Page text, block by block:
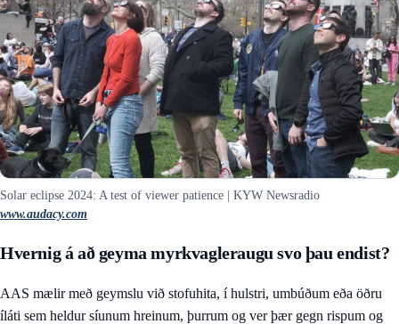
Solar eclipse 2024: A test of viewer patience | KYW Newsradio
www.audacy.com
Hvernig á að geyma myrkvagleraugu svo þau endist?
AAS mælir með geymslu við stofuhita, í hulstri, umbúðum eða öðru
íláti sem heldur síunum hreinum, þurrum og ver þær gegn rispum og